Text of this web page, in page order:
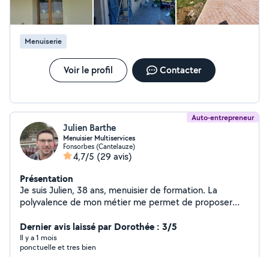
Menuiserie
Voir le profil Contacter
Auto-entrepreneur
Julien Barthe
Menuisier Multiservices
Fonsorbes (Cantelauze)
4,7/5 (29 avis)
Présentation
Je suis Julien, 38 ans, menuisier de formation. La
polyvalence de mon métier me permet de proposer
que: - Pose de parquet, de terrasse bois -
Aménagement d'intérieur - Escalier - Plomberie - Pose
de cuisine (plaque de cuisson, four, évier...) Je réalise
Dernier avis laissé par Dorothée : 3/5
Il y a 1 mois
ponctuelle et tres bien